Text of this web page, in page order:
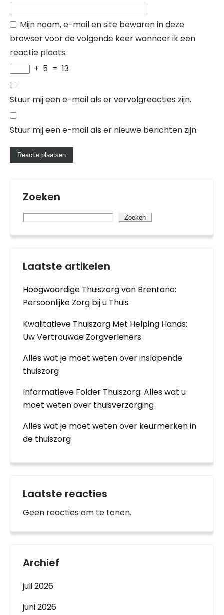
Mijn naam, e-mail en site bewaren in deze
browser voor de volgende keer wanneer ik een
reactie plaats.
+ 5 = 13
Stuur mij een e-mail als er vervolgreacties zijn.
Stuur mij een e-mail als er nieuwe berichten zijn.
Zoeken
Zoeken
Laatste artikelen
Hoogwaardige Thuiszorg van Brentano:
Persoonlijke Zorg bij u Thuis
Kwalitatieve Thuiszorg Met Helping Hands:
Uw Vertrouwde Zorgverleners
Alles wat je moet weten over inslapende
thuiszorg
Informatieve Folder Thuiszorg: Alles wat u
moet weten over thuisverzorging
Alles wat je moet weten over keurmerken in
de thuiszorg
Laatste reacties
Geen reacties om te tonen.
Archief
juli 2026
juni 2026